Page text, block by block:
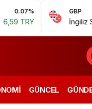
GBP
İngiliz Sterlini
GÜNCEL